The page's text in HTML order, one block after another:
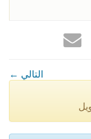
← التالي